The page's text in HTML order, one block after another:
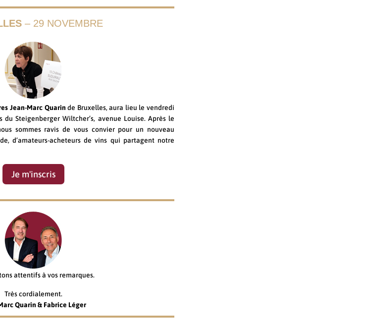
– 29 NOVEMBRE
Jean-Marc Quarin de Bruxelles, aura lieu le vendredi
du Steigenberger Wiltcher’s, avenue Louise. Après le
sommes ravis de vous convier pour un nouveau
d’amateurs-acheteurs de vins qui partagent notre
Je m'inscris
attentifs à vos remarques.
Très cordialement.
Quarin & Fabrice Léger